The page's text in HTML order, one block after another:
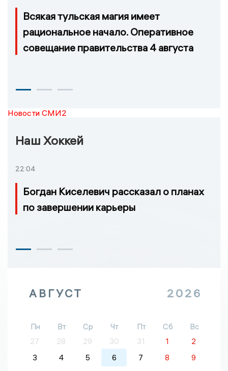
Всякая тульская магия имеет
рациональное начало. Оперативное
совещание правительства 4 августа
Новости СМИ2
Наш Хоккей
22:04
Богдан Киселевич рассказал о планах
по завершении карьеры
АВГУСТ 2026
Пн Вт Ср Чт Пт Сб
Вс
27
28 29 30 31 1
2
3
4 5 6 7 8
9